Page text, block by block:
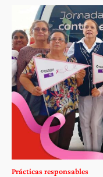
Prácticas responsables